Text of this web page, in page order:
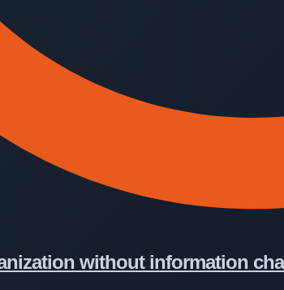
without information